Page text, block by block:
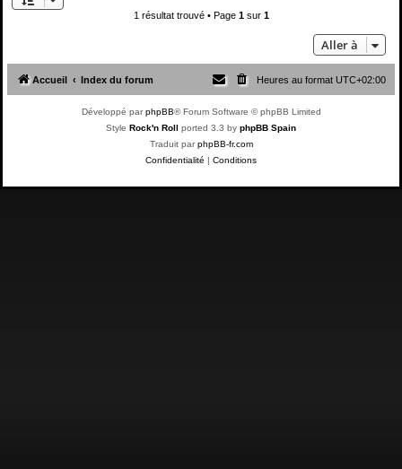
1 résultat trouvé • Page 1sur 1
Aller à
Accueil Index du forum Heures au format UTC+02:00
Développé parphpBB® Forum Software © phpBB Limited
Style Rock'n Roll ported 3.3 by phpBB Spain
Traduit parphpBB-fr.com
Confidentialité | Conditions